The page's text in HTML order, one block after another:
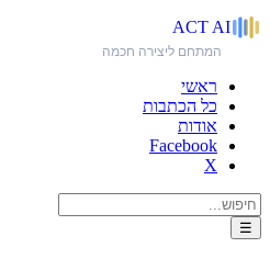
ACT AI
המתחם ליצירה חכמה
ראשי
כל הכתבות
אודות
Facebook
X
☰